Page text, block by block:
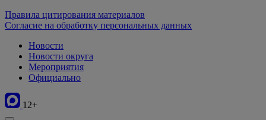
Правила цитирования материалов
Согласие на обработку персональных данных
Новости
Новости округа
Мероприятия
Официально
12+